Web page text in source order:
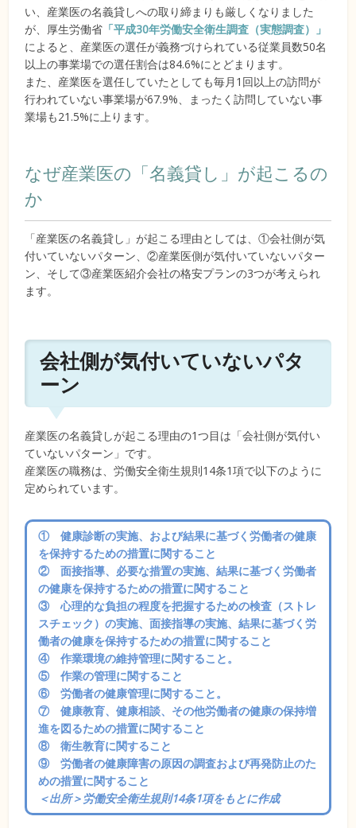
い、産業医の名義貸しへの取り締まりも厳しくなりました
が、厚生労働省 「平成30年労働安全衛生調査（実態調査）」
によると、産業医の選任が義務づけられている従業員数50名
以上の事業場での選任割合は84.6%にとどまります。
また、産業医を選任していたとしても毎月1回以上の訪問が
行われていない事業場が67.9%、まったく訪問していない事
業場も21.5%に上ります。
なぜ産業医の「名義貸し」が起こるの
か
「産業医の名義貸し」が起こる理由としては、①会社側が気
付いていないパターン、②産業医側が気付いていないパター
ン、そして③産業医紹介会社の格安プランの3つが考えられ
ます。
会社側が気付いていないパタ
ーン
産業医の名義貸しが起こる理由の1つ目は「会社側が気付い
ていないパターン」です。
産業医の職務は、労働安全衛生規則14条1項で以下のように
定められています。
① 健康診断の実施、および結果に基づく労働者の健康
を保持するための措置に関すること
② 面接指導、必要な措置の実施、結果に基づく労働者
の健康を保持するための措置に関すること
③ 心理的な負担の程度を把握するための検査（ストレ
スチェック）の実施、面接指導の実施、結果に基づく労
働者の健康を保持するための措置に関すること
④ 作業環境の維持管理に関すること。
⑤ 作業の管理に関すること
⑥ 労働者の健康管理に関すること。
⑦ 健康教育、健康相談、その他労働者の健康の保持増
進を図るための措置に関すること
⑧ 衛生教育に関すること
⑨ 労働者の健康障害の原因の調査および再発防止のた
めの措置に関すること
＜出所＞労働安全衛生規則14条1項をもとに作成